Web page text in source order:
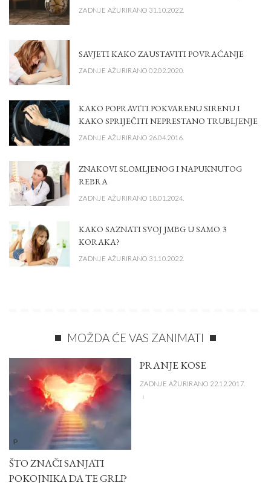
ZADNJE AŽURIRANO 31.10.2022.
SAVJETI KAKO ZAUSTAVITI POVRAĆANJE
ZADNJE AŽURIRANO 02.02.2020.
KAKO POPRAVITI POKVARENU SIRENU I
KAKO SPRIJEČITI NEPRESTANO TRUBLJENJE
ZADNJE AŽURIRANO 26.04.2016.
ZNAKOVI SLOMLJENOG I NAPUKNUTOG
REBRA
ZADNJE AŽURIRANO 18.01.2024.
KAKO SAZNATI SVOJ JMBG U SAMO 3
KORAKA?
ZADNJE AŽURIRANO 31.10.2022.
MOŽDA ĆE VAS ZANIMATI
P
ŠTO ZNAČI SANJATI
POKOJNIKA DA TE GRLI?
PRANJE KOSE
ZADNJE AŽURIRANO 22.12.2017.